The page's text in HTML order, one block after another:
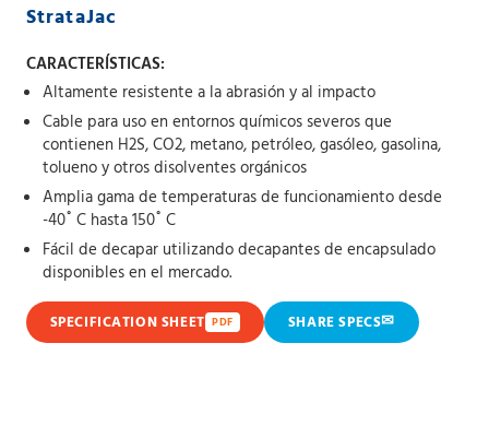
StrataJac
CARACTERÍSTICAS:
Altamente resistente a la abrasión y al impacto
Cable para uso en entornos químicos severos que
contienen H2S, CO2, metano, petróleo, gasóleo, gasolina,
tolueno y otros disolventes orgánicos
Amplia gama de temperaturas de funcionamiento desde
-40˚ C hasta 150˚ C
Fácil de decapar utilizando decapantes de encapsulado
disponibles en el mercado.
SPECIFICATION SHEET PDF SHARE SPECS✉